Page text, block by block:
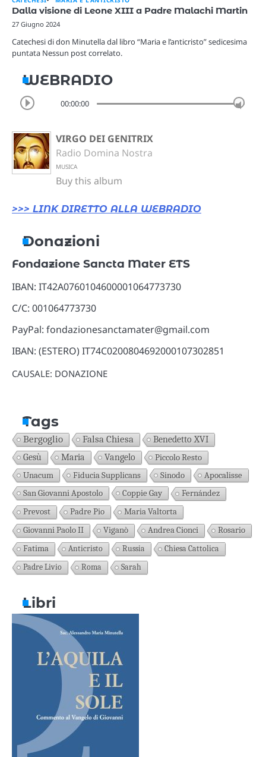
Dalla visione di Leone XIII a Padre Malachi Martin
27 Giugno 2024
Catechesi di don Minutella dal libro “Maria e l’anticristo” sedicesima
puntata Nessun post correlato.
WEBRADIO
00:00:00
VIRGO DEI GENITRIX
Radio Domina Nostra
MUSICA
Buy this album
>>> LINK DIRETTO ALLA WEBRADIO
Donazioni
Fondazione Sancta Mater ETS
IBAN: IT42A0760104600001064773730
C/C: 001064773730
PayPal: fondazionesanctamater@gmail.com
IBAN: (ESTERO) IT74C0200804692000107302851
CAUSALE: DONAZIONE
Tags
Bergoglio Falsa Chiesa Benedetto XVI
Gesù Maria Vangelo
Piccolo Resto
Unacum
Fiducia Supplicans Sinodo
Apocalisse
San Giovanni Apostolo
Coppie Gay
Fernández
Prevost
Padre Pio
Maria Valtorta
Giovanni Paolo II
Viganò Andrea Cionci
Rosario
Fatima
Anticristo Russia
Chiesa Cattolica
Padre Livio
Roma Sarah
Libri